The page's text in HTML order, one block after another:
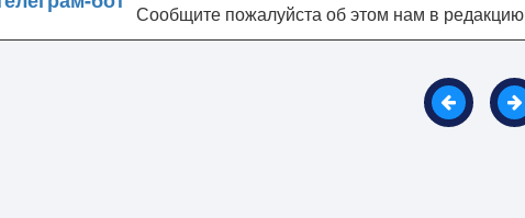
Сообщите пожалуйста об этом нам в редакцию